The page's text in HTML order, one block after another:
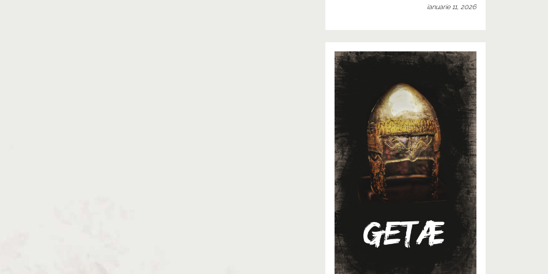
ianuarie 11, 2026